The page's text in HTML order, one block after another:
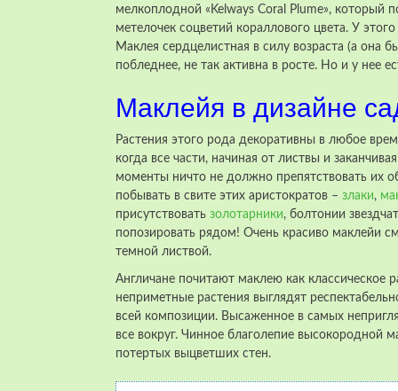
мелкоплодной «Kelways Coral Plume», который
метелочек соцветий кораллового цвета. У
Маклея сердцелистная в силу возраста (а она
побледнее, не так активна в росте. Но и у нее
Маклейя в дизайне
Растения этого рода декоративны в любое
когда все части, начиная от листвы и
моменты ничто не должно препятствовать их
побывать в свите этих аристократов – злаки,
присутствовать золотарники, болтонии
попозировать рядом! Очень красиво маклейи
темной листвой.
Англичане почитают маклею как классическое
неприметные растения выглядят
всей композиции. Высаженное в самых
все вокруг. Чинное благолепие высокородной
потертых выцветших стен.